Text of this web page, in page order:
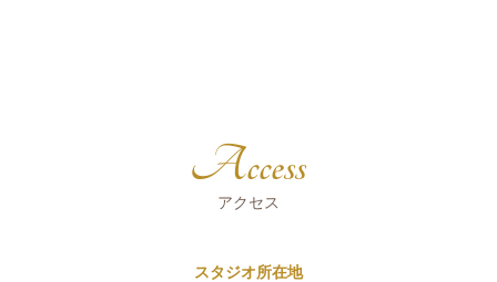
Access
アクセス
スタジオ所在地